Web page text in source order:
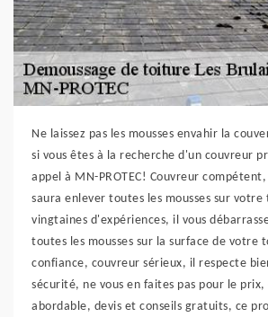
Ne laissez pas les mousses envahir la
si vous êtes à la recherche d'un couvreur
appel à MN-PROTEC! Couvreur
saura enlever toutes les mousses sur votre
vingtaines d'expériences, il vous
toutes les mousses sur la surface de votre
confiance, couvreur sérieux, il respecte
sécurité, ne vous en faites pas pour le prix,
abordable, devis et conseils gratuits, ce